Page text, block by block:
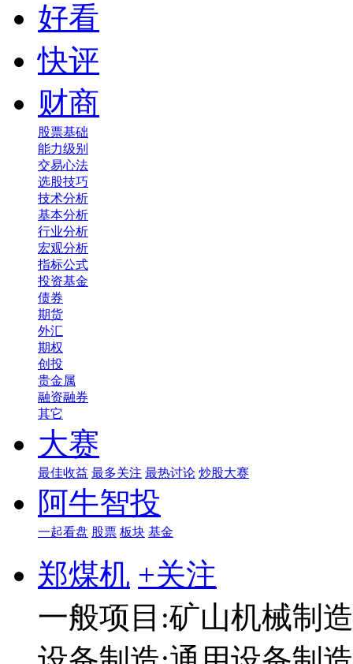
好看
快评
财商
股票基础
能力级别
交易心法
选股技巧
技术分析
基本分析
行业分析
宏观分析
指标公式
投资基金
债券
期货
外汇
期权
创投
贵金属
融资融券
其它
大赛
最佳收益 最多关注 最热讨论 炒股大赛
阿牛智投
一起看盘 股票 板块 基金
郑煤机 +关注
一般项目:矿山机械制